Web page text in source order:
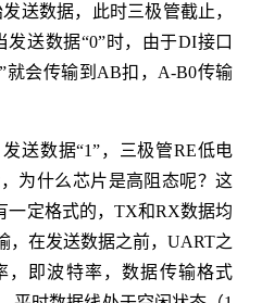
送数据，此时三极管截止，
送数据“0”时，由于DI接口
就会传输到AB扣，A-B0传输
送数据“1”，三极管RE低电
为什么芯片是高阻态呢？这
一定格式的，TX和RX数据均
，在发送数据之前，UART之
，即波特率，数据传输格式